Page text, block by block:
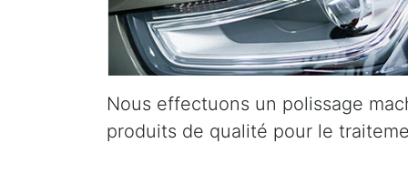
Nous effectuons un polissage
produits de qualité pour le